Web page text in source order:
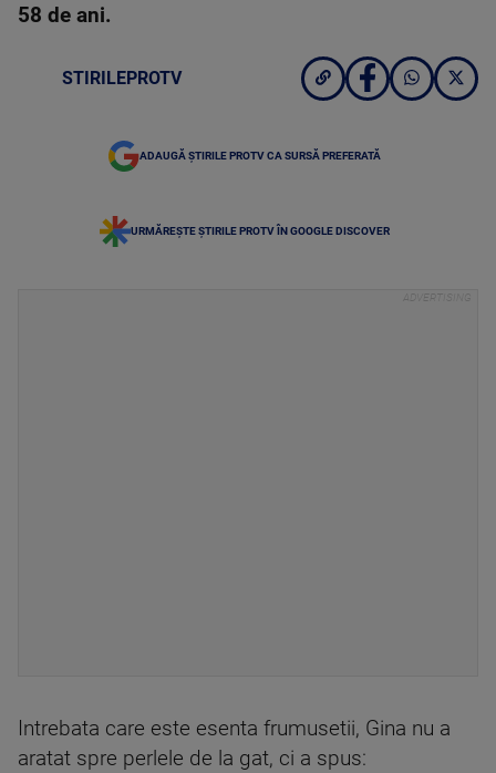
58 de ani.
STIRILEPROTV
ADAUGĂ ȘTIRILE PROTV CA SURSĂ PREFERATĂ
URMĂREȘTE ȘTIRILE PROTV ÎN GOOGLE DISCOVER
Intrebata care este esenta frumusetii, Gina nu a
aratat spre perlele de la gat, ci a spus: